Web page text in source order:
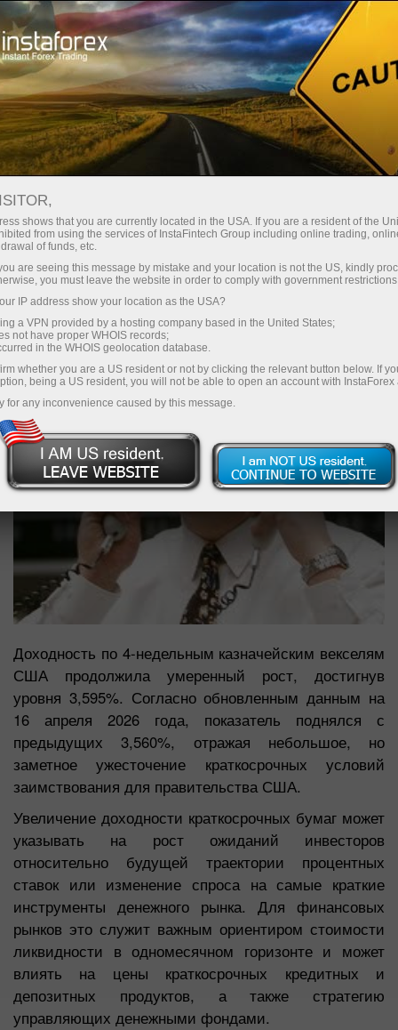
Новости рынка Форекс
ДОХОДНОСТЬ 4-НЕДЕЛЬНЫХ
ГОСОБЛИГАЦИЙ США ВЫРОСЛА
ДО 3,595%
Доходность по 4-недельным казначейским векселям
США продолжила умеренный рост, достигнув
уровня 3,595%. Согласно обновленным данным на
16 апреля 2026 года, показатель поднялся с
предыдущих 3,560%, отражая небольшое, но
заметное ужесточение краткосрочных условий
заимствования для правительства США.
Увеличение доходности краткосрочных бумаг может
указывать на рост ожиданий инвесторов
относительно будущей траектории процентных
ставок или изменение спроса на самые краткие
инструменты денежного рынка. Для финансовых
рынков это служит важным ориентиром стоимости
ликвидности в одномесячном горизонте и может
влиять на цены краткосрочных кредитных и
депозитных продуктов, а также стратегию
управляющих денежными фондами.
shows that you are currently located in the USA. If you are a resident of the
from using the services of InstaFintech Group including online trading,
of funds, etc.
are seeing this message by mistake and your location is not the US, kindly
you must leave the website in order to comply with government
IP address show your location as the USA?
a VPN provided by a hosting company based in the United States;
not have proper WHOIS records;
in the WHOIS geolocation database.
whether you are a US resident or not by clicking the relevant button below. If
being a US resident, you will not be able to open an account with InstaForex
for any inconvenience caused by this message.